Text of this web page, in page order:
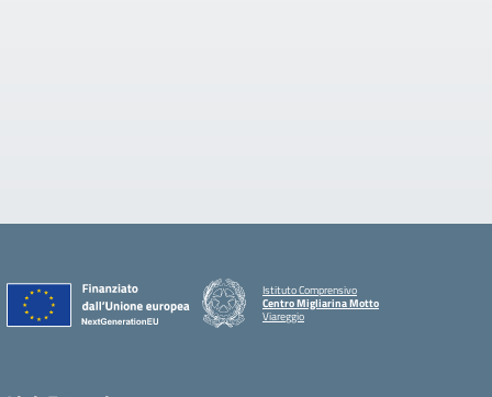
Istituto Comprensivo
Centro Migliarina Motto
Viareggio